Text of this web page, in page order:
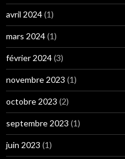
avril 2024(1)
mars 2024(1)
février 2024(3)
novembre 2023 (1)
octobre 2023 (2)
septembre 2023 (1)
juin 2023 (1)